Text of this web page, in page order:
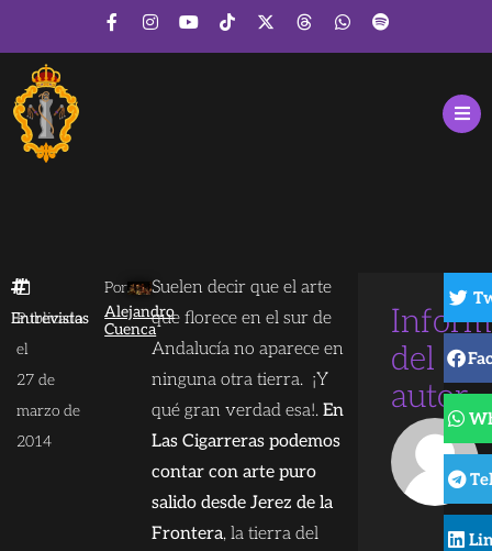
Entrevistas
Publicado
el
27 de
marzo de
2014
Por
Alejandro
Cuenca
Suelen decir que el arte
que florece en el sur de
Andalucía no aparece en
ninguna otra tierra. ¡Y
qué gran verdad esa!.En
Las Cigarreras podemos
contar con arte puro
salido desde Jerez de la
Frontera, la tierra del
del
autor